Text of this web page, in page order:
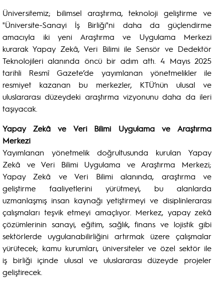
Üniversitemiz; bilimsel araştırma, teknoloji geliştirme ve
"Üniversite-Sanayi İş Birliği"ni daha da güçlendirme
amacıyla iki yeni Araştırma ve Uygulama Merkezi
kurarak Yapay Zekâ, Veri Bilimi ile Sensör ve Dedektör
Teknolojileri alanında öncü bir adım attı. 4 Mayıs 2025
tarihli Resmî Gazete’de yayımlanan yönetmelikler ile
resmiyet kazanan bu merkezler, KTÜ’nün ulusal ve
uluslararası düzeydeki araştırma vizyonunu daha da ileri
taşıyacak.
Yapay Zekâ ve Veri Bilimi Uygulama ve Araştırma
Merkezi
Yayımlanan yönetmelik doğrultusunda kurulan Yapay
Zekâ ve Veri Bilimi Uygulama ve Araştırma Merkezi;
Yapay Zekâ ve Veri Bilimi alanında, araştırma ve
geliştirme faaliyetlerini yürütmeyi, bu alanlarda
uzmanlaşmış insan kaynağı yetiştirmeyi ve disiplinlerarası
çalışmaları teşvik etmeyi amaçlıyor. Merkez, yapay zekâ
çözümlerinin sanayi, eğitim, sağlık, finans ve lojistik gibi
sektörlerde uygulanabilirliğini artırmak üzere çalışmalar
yürütecek; kamu kurumları, üniversiteler ve özel sektör ile
iş birliği içinde ulusal ve uluslararası düzeyde projeler
geliştirecek.